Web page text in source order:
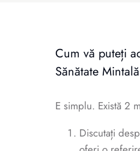
Cum vă puteți
Sănătate
E simplu. Există 2
Discutați